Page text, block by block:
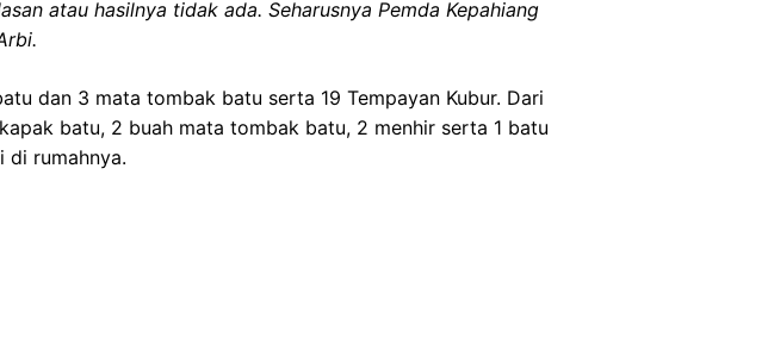
atau hasilnya tidak ada. Seharusnya Pemda Kepahiang
dan 3 mata tombak batu serta 19 Tempayan Kubur. Dari
batu, 2 buah mata tombak batu, 2 menhir serta 1 batu
di rumahnya.